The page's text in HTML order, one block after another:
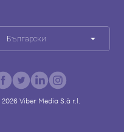
Български
2026Viber Media S.à r.l.